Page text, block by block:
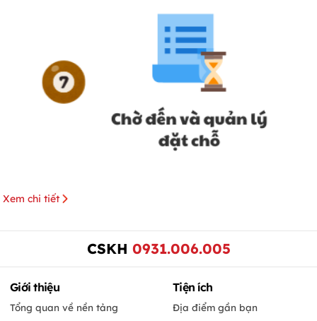
Xem chi tiết
CSKH 0931.006.005
Giới thiệu
Tổng quan về nền tảng
Tiện ích
Địa điểm gần bạn